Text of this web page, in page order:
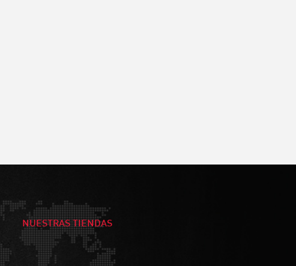
NUESTRAS TIENDAS